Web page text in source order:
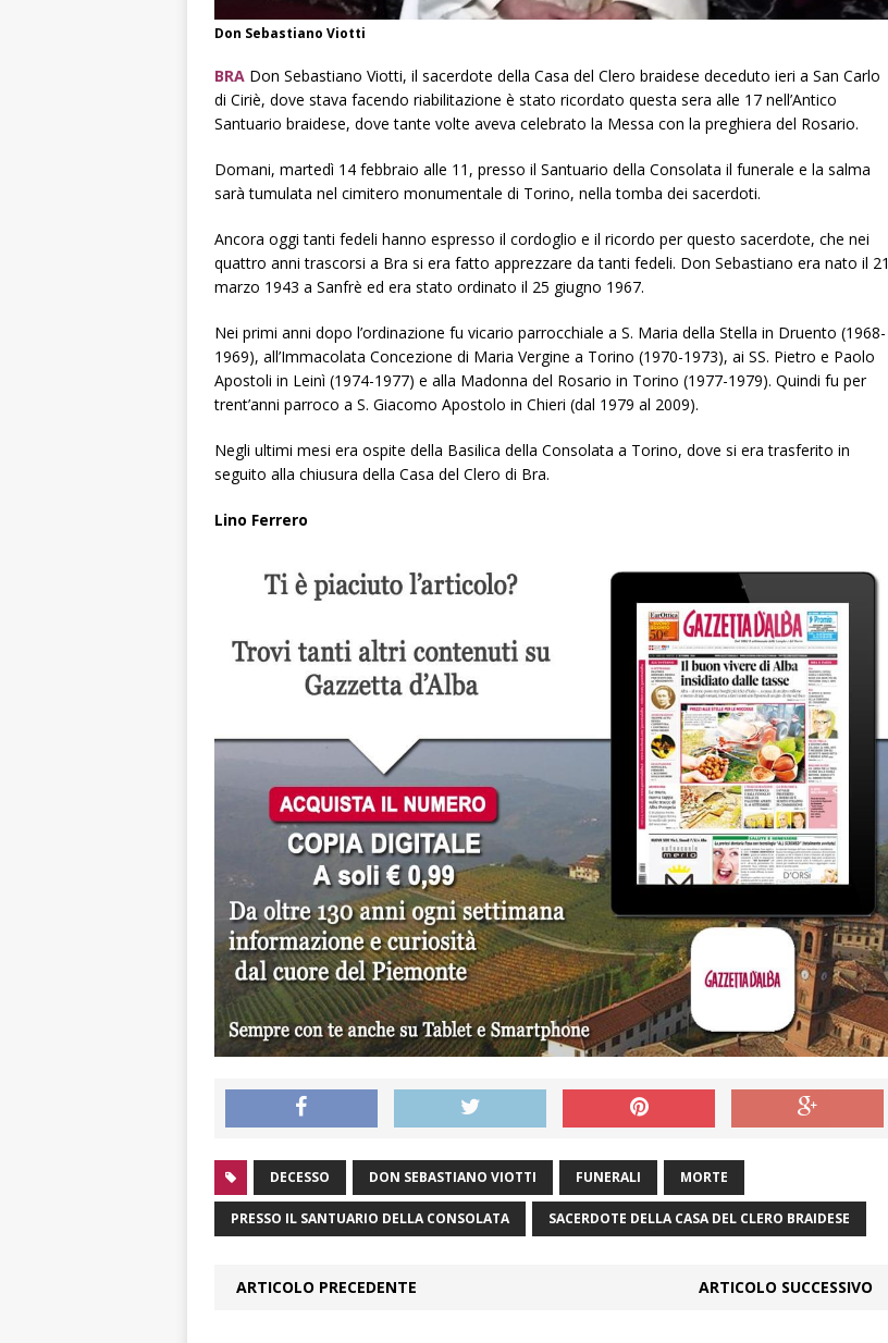
Don Sebastiano Viotti
BRA Don Sebastiano Viotti, il sacerdote della Casa del Clero braidese deceduto ieri a San Carlo
di Ciriè, dove stava facendo riabilitazione è stato ricordato questa sera alle 17 nell’Antico
Santuario braidese, dove tante volte aveva celebrato la Messa con la preghiera del Rosario.
Domani, martedì 14 febbraio alle 11, presso il Santuario della Consolata il funerale e la salma
sarà tumulata nel cimitero monumentale di Torino, nella tomba dei sacerdoti.
Ancora oggi tanti fedeli hanno espresso il cordoglio e il ricordo per questo sacerdote, che nei
quattro anni trascorsi a Bra si era fatto apprezzare da tanti fedeli. Don Sebastiano era nato il 21
marzo 1943 a Sanfrè ed era stato ordinato il 25 giugno 1967.
Nei primi anni dopo l’ordinazione fu vicario parrocchiale a S. Maria della Stella in Druento (1968-
1969), all’Immacolata Concezione di Maria Vergine a Torino (1970-1973), ai SS. Pietro e Paolo
Apostoli in Leinì (1974-1977) e alla Madonna del Rosario in Torino (1977-1979). Quindi fu per
trent’anni parroco a S. Giacomo Apostolo in Chieri (dal 1979 al 2009).
Negli ultimi mesi era ospite della Basilica della Consolata a Torino, dove si era trasferito in
seguito alla chiusura della Casa del Clero di Bra.
Lino Ferrero
DECESSO DON SEBASTIANO VIOTTI FUNERALI MORTE
PRESSO IL SANTUARIO DELLA CONSOLATA SACERDOTE DELLA CASA DEL CLERO BRAIDESE
ARTICOLO PRECEDENTE ARTICOLO SUCCESSIVO